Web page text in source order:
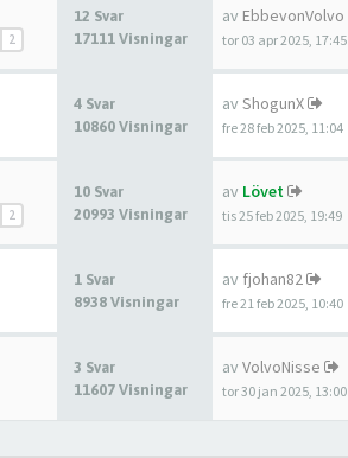
2
12 Svar
17111 Visningar
av EbbevonVolvo
tor 03 apr 2025, 17:45
4 Svar
10860 Visningar
av ShogunX
fre 28 feb 2025, 11:04
2
10 Svar
20993 Visningar
av Lövet
tis 25 feb 2025, 19:49
1 Svar
8938 Visningar
av fjohan82
fre 21 feb 2025, 10:40
3 Svar
11607 Visningar
av VolvoNisse
tor 30 jan 2025, 13:00